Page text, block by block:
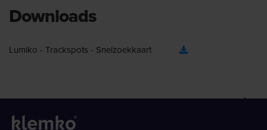
Downloads
Lumiko - Trackspots - Snelzoekkaart